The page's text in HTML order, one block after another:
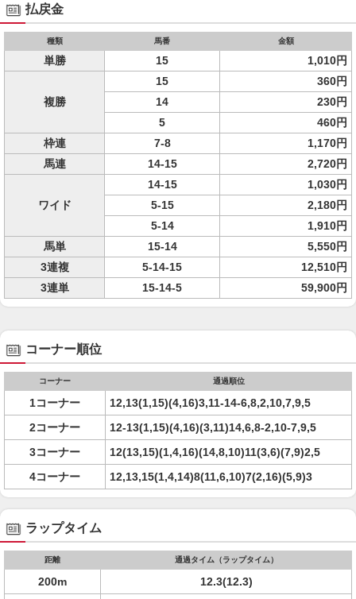
払戻金
種類 馬番 金額
単勝 15 1,010円
複勝
15
360円
14
230円
5
460円
枠連
7-8
1,170円
馬連
14-15 2,720円
ワイド
14-15
1,030円
5-15
2,180円
5-14
1,910円
馬単
15-14
5,550円
3連複
5-14-15
12,510円
3連単
15-14-5 59,900円
コーナー順位
コーナー 通過順位
1コーナー
12,13(1,15)(4,16)3,11-14-6,8,2,10,7,9,5
2コーナー
12-13(1,15)(4,16)(3,11)14,6,8-2,10-7,9,5
3コーナー
12(13,15)(1,4,16)(14,8,10)11(3,6)(7,9)2,5
4コーナー
12,13,15(1,4,14)8(11,6,10)7(2,16)(5,9)3
ラップタイム
距離 通過タイム（ラップタイム）
200m
12.3(12.3)